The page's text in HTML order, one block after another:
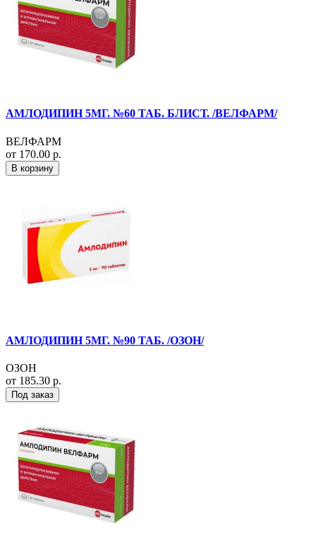
АМЛОДИПИН 5МГ. №60 ТАБ. БЛИСТ. /ВЕЛФАРМ/
ВЕЛФАРМ
от 170.00 р.
В корзину
АМЛОДИПИН 5МГ. №90 ТАБ. /ОЗОН/
ОЗОН
от 185.30 р.
Под заказ